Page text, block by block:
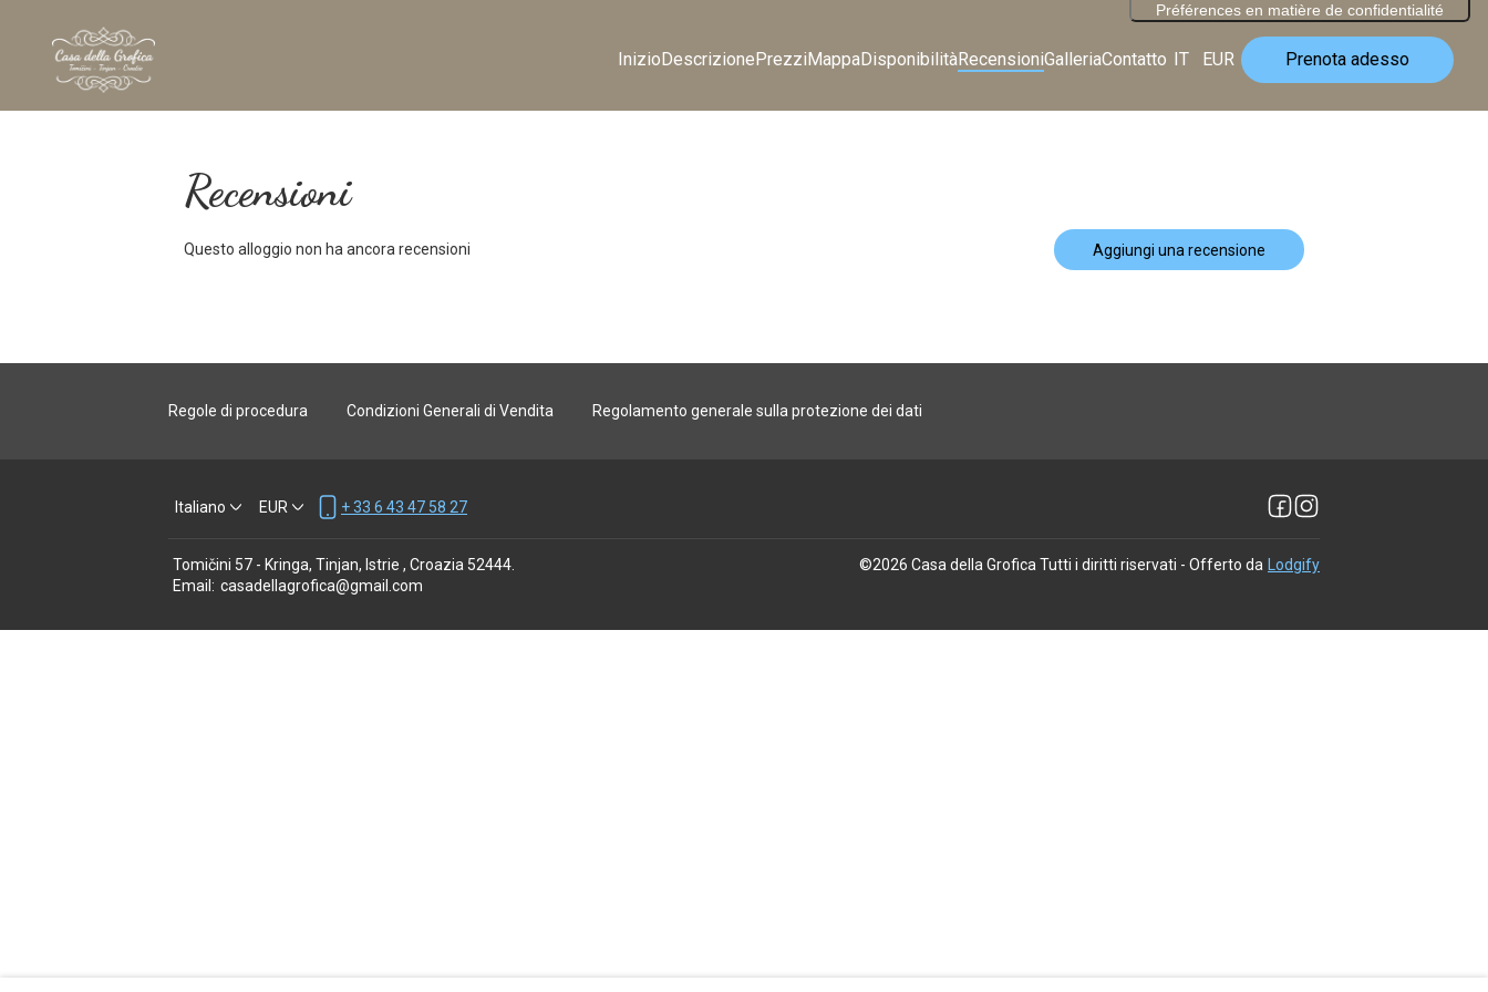
InizioDescrizionePrezziMappaDisponibilitàRecensioniGalleriaContatto IT EUR Prenota adesso
Recensioni
Questo alloggio non ha ancora recensioni Aggiungi una recensione
Regole di procedura Condizioni Generali di Vendita Regolamento generale sulla protezione dei dati
Italiano EUR + 33 6 43 47 58 27
Tomičini 57 - Kringa, Tinjan, Istrie , Croazia 52444
Email : casadellagrofica@gmail.com
©2026 Casa della Grofica Tutti i diritti riservati - Offerto da Lodgify